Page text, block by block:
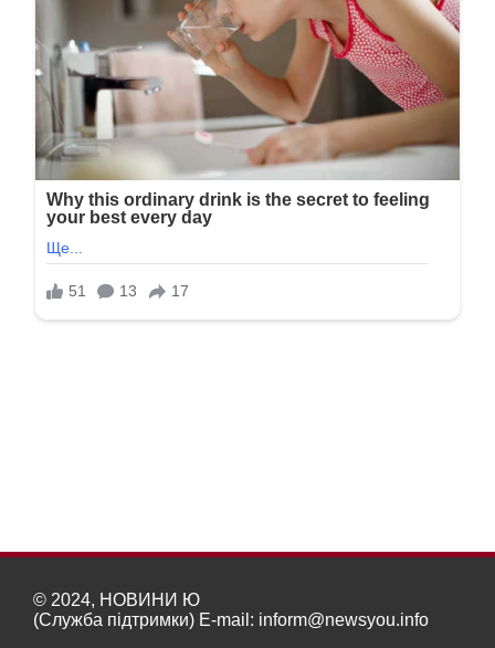
© 2024, НОВИНИ Ю
(Служба підтримки) E-mail: inform@newsyou.info